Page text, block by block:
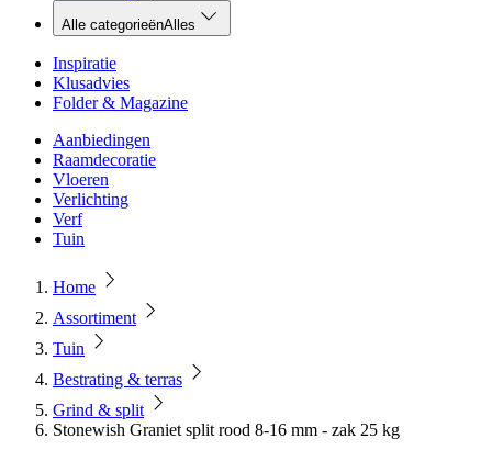
Alle categorieënAlles
Inspiratie
Klusadvies
Folder & Magazine
Aanbiedingen
Raamdecoratie
Vloeren
Verlichting
Verf
Tuin
Home
Assortiment
Tuin
Bestrating & terras
Grind & split
Stonewish Graniet split rood 8-16 mm - zak 25 kg